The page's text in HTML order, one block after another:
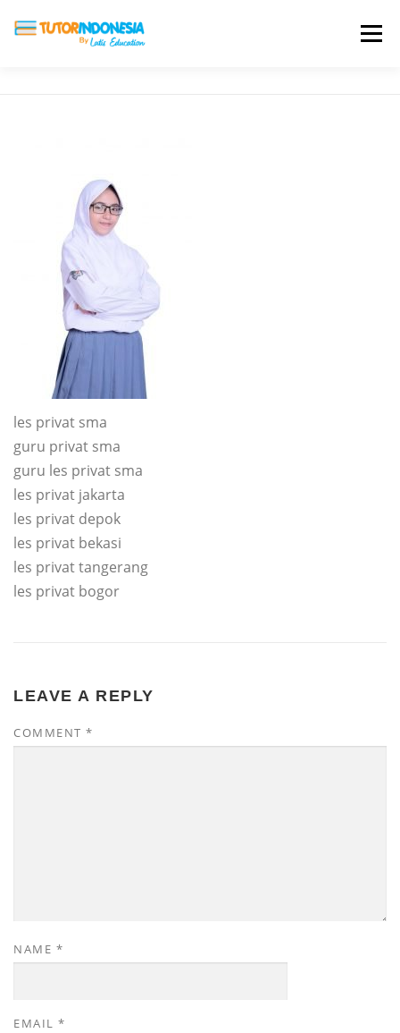
Menu
DAFTAR SEKOLAH
les privat sma
guru privat sma
guru les privat sma
les privat jakarta
les privat depok
les privat bekasi
les privat tangerang
les privat bogor
LEAVE A REPLY
COMMENT *
NAME *
EMAIL *